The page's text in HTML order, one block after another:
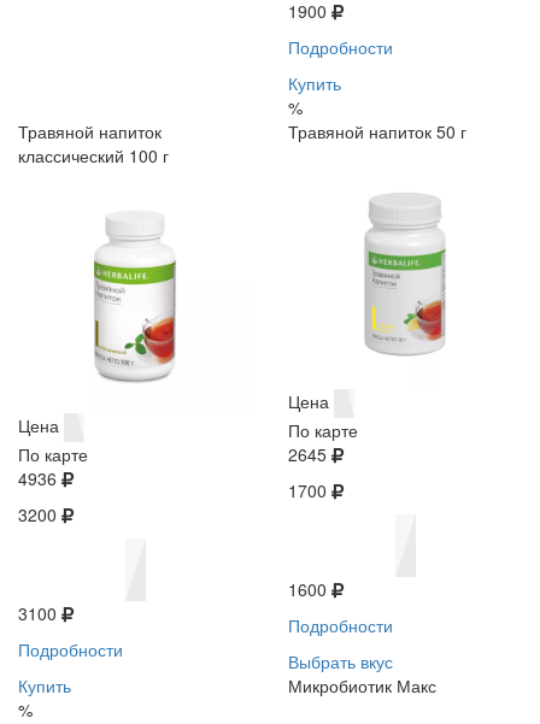
1900
Подробности
Купить
%
Травяной напиток
классический 100 г
Цена
По карте
4936
3200
3100
Подробности
Купить
%
Травяной напиток 50 г
Цена
По карте
2645
1700
1600
Подробности
Выбрать вкус
Микробиотик Макс